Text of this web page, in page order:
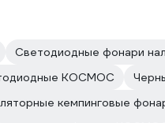
Светодиодные фонари
КОСМОС
кемпинговые